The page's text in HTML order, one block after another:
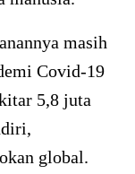
masih
Covid-19
5,8 juta
global.